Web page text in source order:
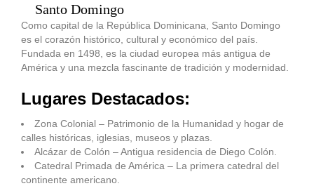
Santo Domingo
Como capital de la República Dominicana, Santo Domingo
es el corazón histórico, cultural y económico del país.
Fundada en 1498, es la ciudad europea más antigua de
América y una mezcla fascinante de tradición y modernidad.
Lugares Destacados:
Zona Colonial – Patrimonio de la Humanidad y hogar de
calles históricas, iglesias, museos y plazas.
Alcázar de Colón – Antigua residencia de Diego Colón.
Catedral Primada de América – La primera catedral del
continente americano.